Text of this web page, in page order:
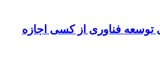
توسعه فناوری از کسی اجازه